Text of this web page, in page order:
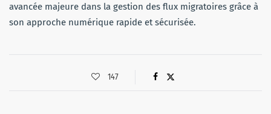
avancée majeure dans la gestion des flux migratoires grâce à
son approche numérique rapide et sécurisée.
147